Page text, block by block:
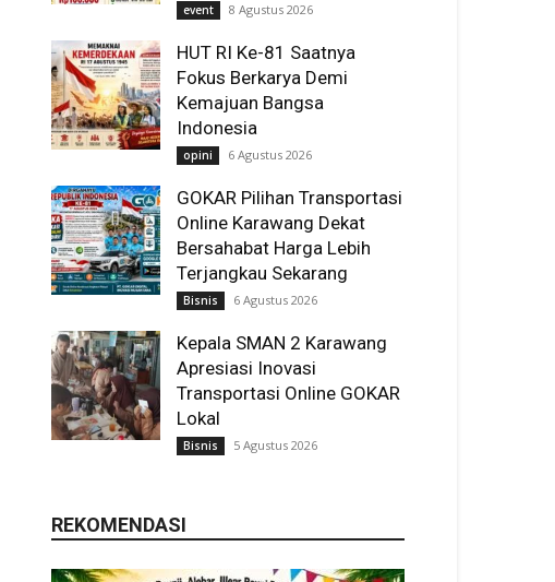
event 8 Agustus 2026
HUT RI Ke-81 Saatnya
Fokus Berkarya Demi
Kemajuan Bangsa
Indonesia
opini 6 Agustus 2026
GOKAR Pilihan Transportasi
Online Karawang Dekat
Bersahabat Harga Lebih
Terjangkau Sekarang
Bisnis 6 Agustus 2026
Kepala SMAN 2 Karawang
Apresiasi Inovasi
Transportasi Online GOKAR
Lokal
Bisnis 5 Agustus 2026
REKOMENDASI